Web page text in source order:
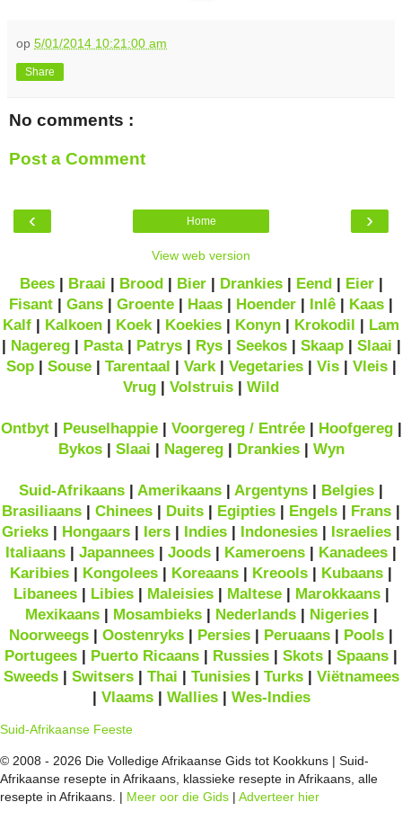
op 5/01/2014 10:21:00 am
Share
No comments :
Post a Comment
‹ ›
Home
View web version
Bees| Braai | Brood| Bier| Drankies| Eend| Eier|
Fisant | Gans | Groente | Haas | Hoender | Inlê | Kaas |
Kalf | Kalkoen | Koek | Koekies | Konyn | Krokodil | Lam
| Nagereg| Pasta| Patrys| Rys| Seekos| Skaap| Slaai |
Sop| Souse| Tarentaal | Vark| Vegetaries| Vis| Vleis|
Vrug | Volstruis | Wild
Ontbyt| Peuselhappie| Voorgereg / Entrée| Hoofgereg|
Bykos| Slaai | Nagereg| Drankies| Wyn
Suid-Afrikaans | Amerikaans | Argentyns | Belgies |
Brasiliaans | Chinees | Duits | Egipties | Engels | Frans |
Grieks | Hongaars | Iers | Indies | Indonesies | Israelies |
Italiaans | Japannees | Joods | Kameroens | Kanadees |
Karibies | Kongolees | Koreaans | Kreools | Kubaans |
Libanees| Libies| Maleisies| Maltese| Marokkaans|
Mexikaans| Mosambieks| Nederlands| Nigeries|
Noorweegs | Oostenryks | Persies | Peruaans | Pools |
Portugees | Puerto Ricaans | Russies | Skots | Spaans |
Sweeds| Switsers| Thai | Tunisies| Turks| Viëtnamees
| Vlaams| Wallies| Wes-Indies
Suid-Afrikaanse Feeste
© 2008 - 2026 Die Volledige Afrikaanse Gids tot Kookkuns | Suid-
Afrikaanse resepte in Afrikaans, klassieke resepte in Afrikaans, alle
resepte in Afrikaans. | Meer oor die Gids | Adverteer hier